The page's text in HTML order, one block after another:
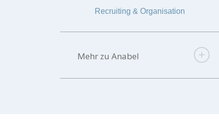
Recruiting & Organisation
Mehr zu Anabel